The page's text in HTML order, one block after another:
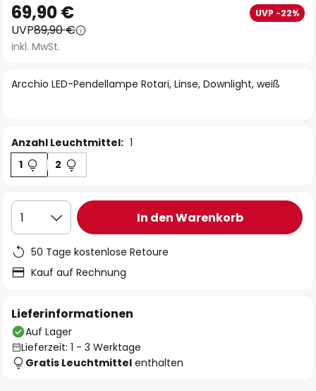
Anfang
der
Bildgalerie
Arcchio LED-Pendellampe Rotari, Linse, Downlight, weiß
69,90 € UVP -22%
UVP89,90 €
inkl. MwSt.
Anzahl Leuchtmittel: 1
1
2
1 In den Warenkorb
50 Tage kostenlose Retoure
Kauf auf Rechnung
Lieferinformationen
Auf Lager
Lieferzeit: 1 - 3 Werktage
Gratis Leuchtmittel enthalten